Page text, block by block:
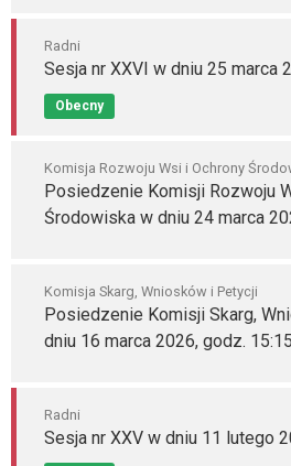
Radni
Sesja nr XXVI w dniu 25 marca
Obecny
Komisja Rozwoju Wsi i Ochrony
Posiedzenie Komisji Rozwoju
Środowiska w dniu 24 marca
Komisja Skarg, Wniosków i Petycji
Posiedzenie Komisji Skarg,
dniu 16 marca 2026, godz. 15:15
Radni
Sesja nr XXV w dniu 11 lutego